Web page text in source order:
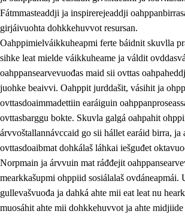
Fátmmasteaddji oahppanbiras
3.2 Oahpaheapmi ja heivehuvvon
3.3 Ovttasbargu ruovttu ja skuvlla gaskka
3.4 Oahpahus oahppofitnodagas ja
3.5 Profešuvdnasearvevuohta ja
Fátmmasteaddji ja inspirerejeaddji
girjáivuohta dohkkehuvvot resursan.
Oahppimielváikkuheapmi ferte báidnit skuvlla
sihke leat mielde váikkuheame ja váldit
oahppansearvevuođas maid sii ovttas
juohke beaivvi. Oahppit jurddašit, vásihit ja
ovttasdoaimmadettiin earáiguin
ovttasbarggu bokte. Skuvla galgá oahpahit
árvvoštallannávccaid go sii hállet earáid birra, ja
ovttasdoaibmat dohkálaš láhkai iešguđet
Norpmain ja árvvuin mat ráđđejit
mearkkašupmi ohppiid sosiálalaš ovdáneapmái.
gullevašvuođa ja dahká ahte mii eat leat nu
muosáhit ahte mii dohkkehuvvot ja ahte